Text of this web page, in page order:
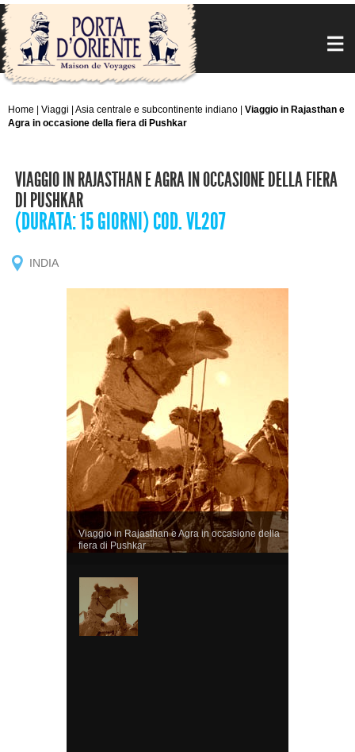
Home Viaggi Asia centrale e subcontinente indiano
Viaggio in Rajasthan e
Agra in occasione della fiera di Pushkar
VIAGGIO IN RAJASTHAN E AGRA IN OCCASIONE DELLA FIERA
DI PUSHKAR
(DURATA: 15 GIORNI) COD. VL207
INDIA
Viaggio in Rajasthan e Agra in occasione della
fiera di Pushkar